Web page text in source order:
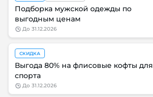
Подборка мужской одежды по
выгодным ценам
до 31.12.2026
СКИДКА
Выгода 80% на флисовые кофты для
спорта
до 31.12.2026